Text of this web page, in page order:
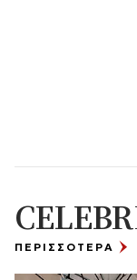
ΠΕΡΙΣΣΟΤΕΡΑ